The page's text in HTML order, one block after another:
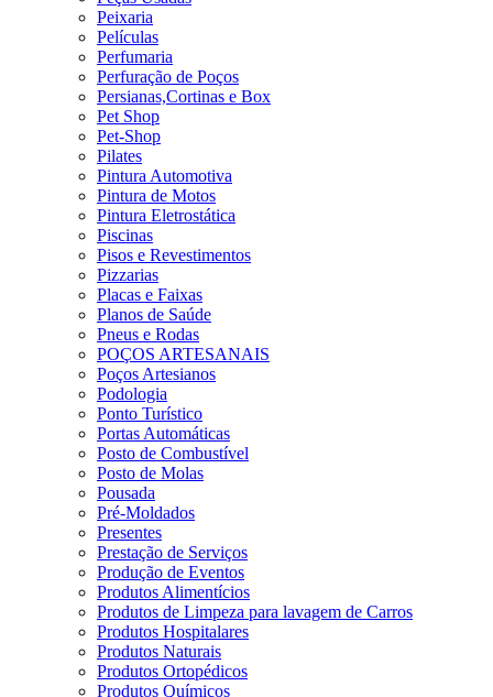
Peixaria
Películas
Perfumaria
Perfuração de Poços
Persianas,Cortinas e Box
Pet Shop
Pet-Shop
Pilates
Pintura Automotiva
Pintura de Motos
Pintura Eletrostática
Piscinas
Pisos e Revestimentos
Pizzarias
Placas e Faixas
Planos de Saúde
Pneus e Rodas
POÇOS ARTESANAIS
Poços Artesianos
Podologia
Ponto Turístico
Portas Automáticas
Posto de Combustível
Posto de Molas
Pousada
Pré-Moldados
Presentes
Prestação de Serviços
Produção de Eventos
Produtos Alimentícios
Produtos de Limpeza para lavagem de Carros
Produtos Hospitalares
Produtos Naturais
Produtos Ortopédicos
Produtos Químicos